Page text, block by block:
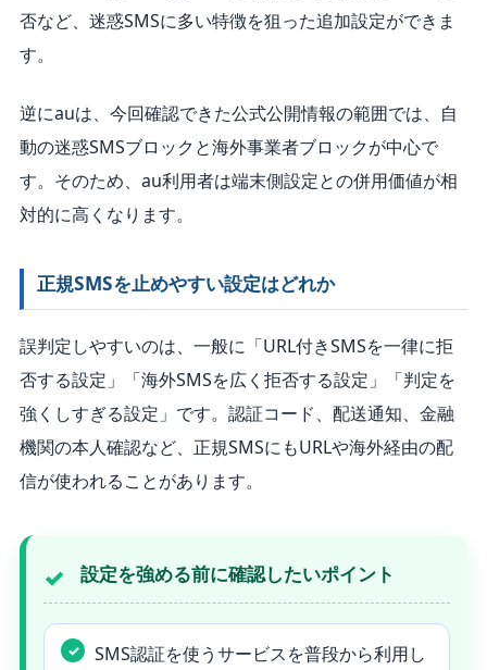
否など、迷惑SMSに多い特徴を狙った追加設定ができま
す。
逆にauは、今回確認できた公式公開情報の範囲では、自
動の迷惑SMSブロックと海外事業者ブロックが中心で
す。そのため、au利用者は端末側設定との併用価値が相
対的に高くなります。
正規SMSを止めやすい設定はどれか
誤判定しやすいのは、一般に「URL付きSMSを一律に拒
否する設定」「海外SMSを広く拒否する設定」「判定を
強くしすぎる設定」です。認証コード、配送通知、金融
機関の本人確認など、正規SMSにもURLや海外経由の配
信が使われることがあります。
設定を強める前に確認したいポイント
SMS認証を使うサービスを普段から利用し